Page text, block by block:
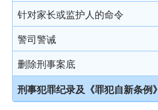
针对家长或监护人的命令
警司警诫
删除刑事案底
刑事犯罪纪录及《罪犯自新条例》